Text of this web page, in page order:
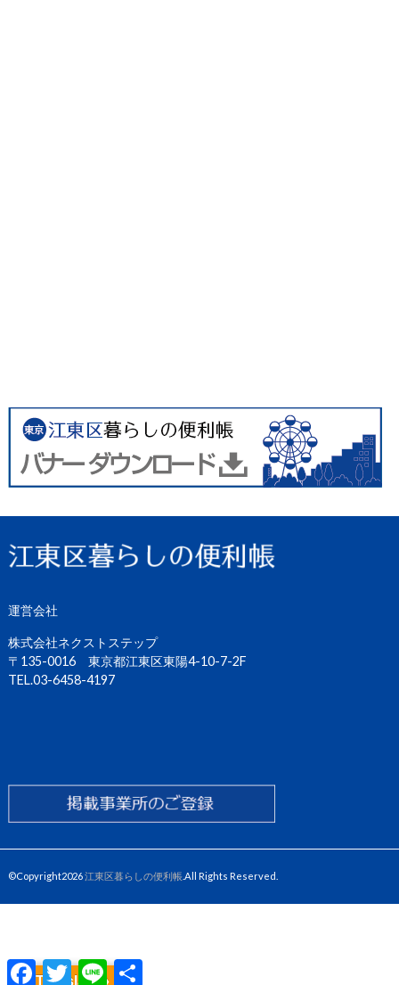
運営会社
株式会社ネクストステップ
〒135-0016 東京都江東区東陽4-10-7-2F
TEL.03-6458-4197
©Copyright2026江東区暮らしの便利帳.All Rights Reserved.
F
a
T
w
L
i
Translate »